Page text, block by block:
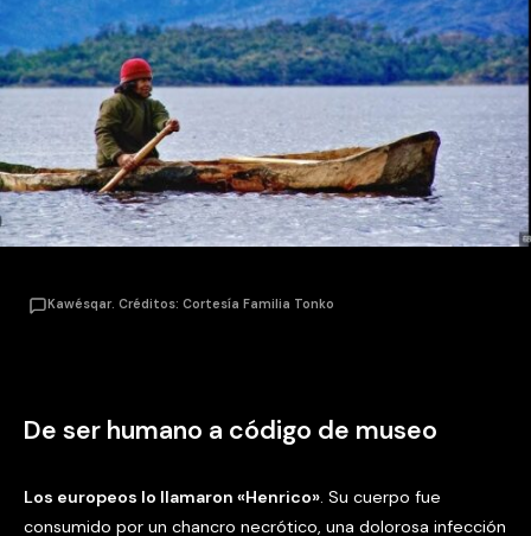
Kawésqar. Créditos: Cortesía Familia Tonko
De ser humano a código de museo
Los europeos lo llamaron «Henrico». Su cuerpo fue
consumido por un chancro necrótico, una dolorosa infección